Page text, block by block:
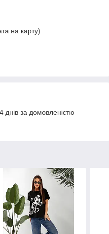
на карту)
за домовленістю